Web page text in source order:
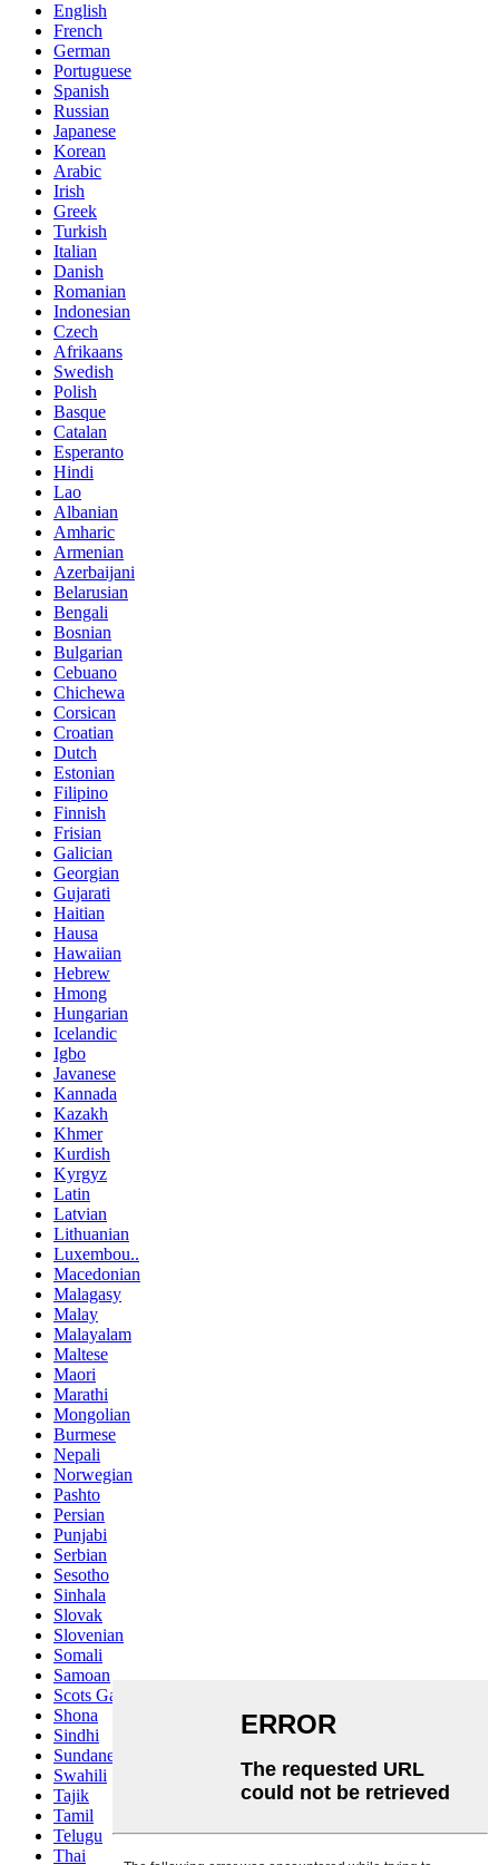
English
French
German
Portuguese
Spanish
Russian
Japanese
Korean
Arabic
Irish
Greek
Turkish
Italian
Danish
Romanian
Indonesian
Czech
Afrikaans
Swedish
Polish
Basque
Catalan
Esperanto
Hindi
Lao
Albanian
Amharic
Armenian
Azerbaijani
Belarusian
Bengali
Bosnian
Bulgarian
Cebuano
Chichewa
Corsican
Croatian
Dutch
Estonian
Filipino
Finnish
Frisian
Galician
Georgian
Gujarati
Haitian
Hausa
Hawaiian
Hebrew
Hmong
Hungarian
Icelandic
Igbo
Javanese
Kannada
Kazakh
Khmer
Kurdish
Kyrgyz
Latin
Latvian
Lithuanian
Luxembou..
Macedonian
Malagasy
Malay
Malayalam
Maltese
Maori
Marathi
Mongolian
Burmese
Nepali
Norwegian
Pashto
Persian
Punjabi
Serbian
Sesotho
Sinhala
Slovak
Slovenian
Somali
Samoan
Scots Gaelic
Shona
Sindhi
Sundanese
Swahili
Tajik
Tamil
Telugu
Thai